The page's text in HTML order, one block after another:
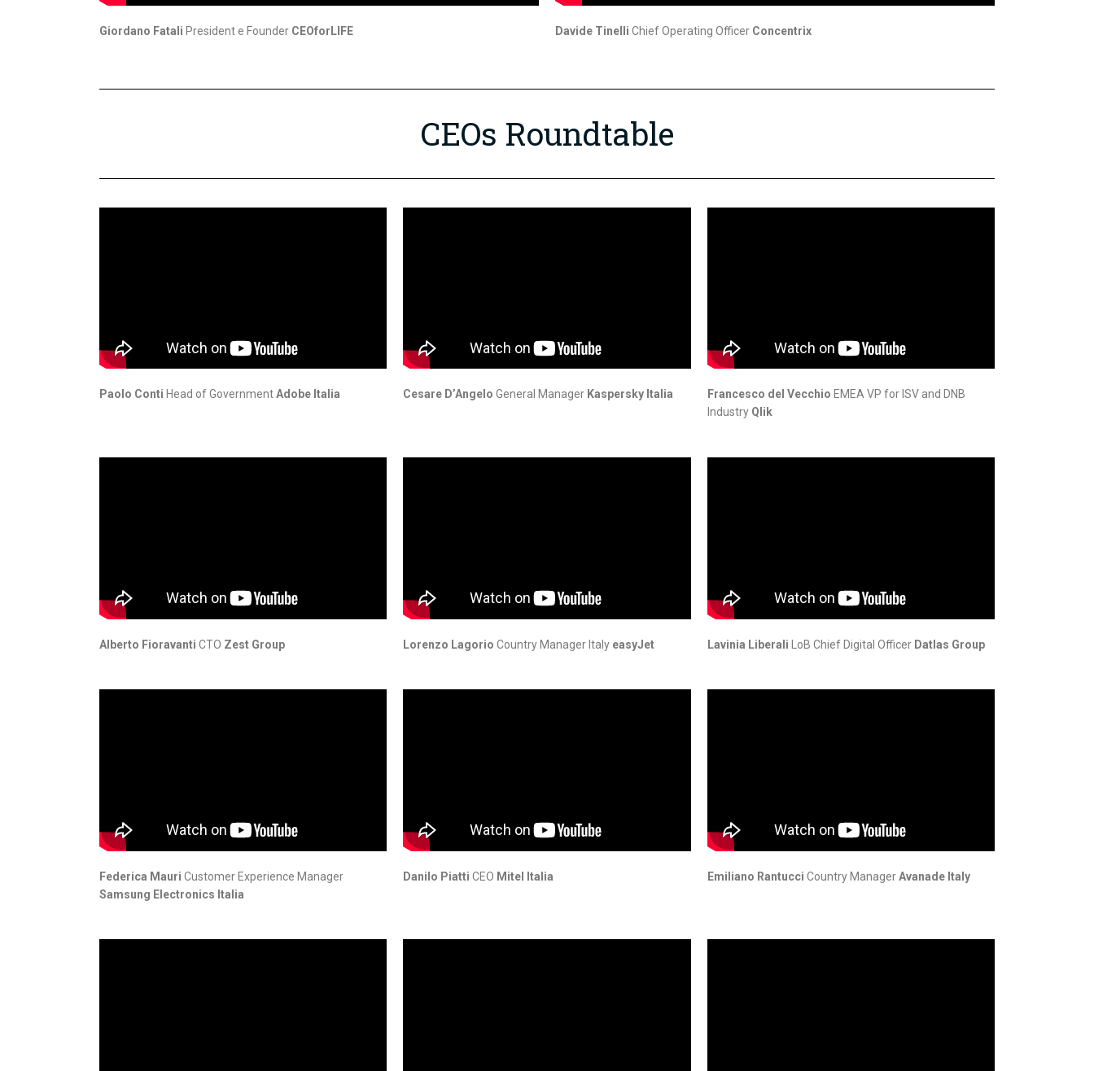
Giordano Fatali President e Founder CEOforLIFE Davide Tinelli Chief Operating Officer Concentrix
CEOs Roundtable
Paolo Conti Head of GovernmentAdobe Italia Cesare D’AngeloGeneral Manager Kaspersky Italia Francesco del Vecchio EMEA VP for ISV and DNB
Industry Qlik
Alberto Fioravanti CTO Zest Group Lorenzo Lagorio Country Manager Italy easyJet Lavinia Liberali LoB Chief Digital Officer Datlas Group
Federica Mauri Customer Experience Manager
Samsung Electronics Italia
Danilo PiattiCEO Mitel Italia Emiliano Rantucci Country ManagerAvanade Italy